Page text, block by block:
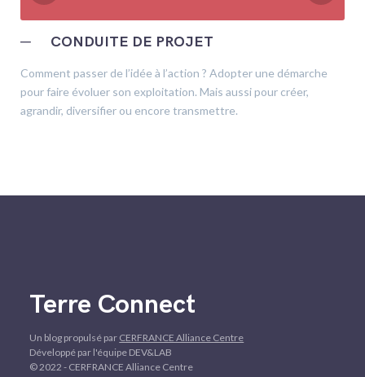
─ CONDUITE DE PROJET
Comment passer de l’idée à l’action ? Adopter une démarche
pour faire évoluer son exploitation. Mais aussi pour créer,
agrandir, diversifier ou encore transmettre.
Terre Connect
Un blog propulsé par CERFRANCE Alliance Centre
Développé par l'équipe DEV&LAB
© 2022 - CERFRANCE Alliance Centre